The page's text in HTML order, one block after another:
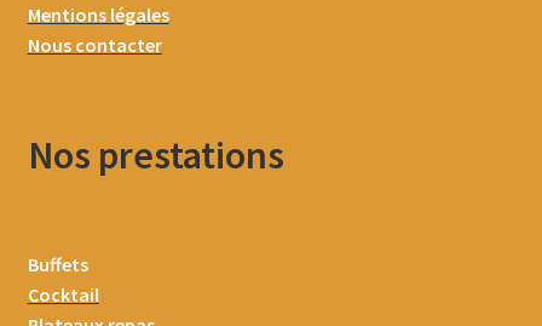
Mentions légales
Nous contacter
Nos prestations
Buffets
Cocktail